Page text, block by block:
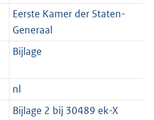
1
K
b
:
1
K
Eerste Kamer der Staten-
Generaal
Bijlage
nl
Bijlage 2 bij 30489 ek-X